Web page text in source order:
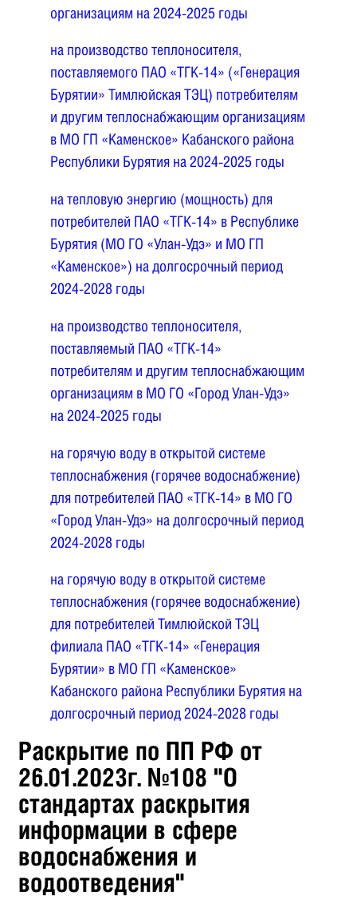
организациям на 2024-2025 годы
на производство теплоносителя,
поставляемого ПАО «ТГК-14» («Генерация
Бурятии» Тимлюйская ТЭЦ) потребителям
и другим теплоснабжающим организациям
в МО ГП «Каменское» Кабанского района
Республики Бурятия на 2024-2025 годы
на тепловую энергию (мощность) для
потребителей ПАО «ТГК-14» в Республике
Бурятия (МО ГО «Улан-Удэ» и МО ГП
«Каменское») на долгосрочный период
2024-2028 годы
на производство теплоносителя,
поставляемый ПАО «ТГК-14»
потребителям и другим теплоснабжающим
организациям в МО ГО «Город Улан-Удэ»
на 2024-2025 годы
на горячую воду в открытой системе
теплоснабжения (горячее водоснабжение)
для потребителей ПАО «ТГК-14» в МО ГО
«Город Улан-Удэ» на долгосрочный период
2024-2028 годы
на горячую воду в открытой системе
теплоснабжения (горячее водоснабжение)
для потребителей Тимлюйской ТЭЦ
филиала ПАО «ТГК-14» «Генерация
Бурятии» в МО ГП «Каменское»
Кабанского района Республики Бурятия на
долгосрочный период 2024-2028 годы
Раскрытие по ПП РФ от
26.01.2023г. №108 "О
стандартах раскрытия
информации в сфере
водоснабжения и
водоотведения"